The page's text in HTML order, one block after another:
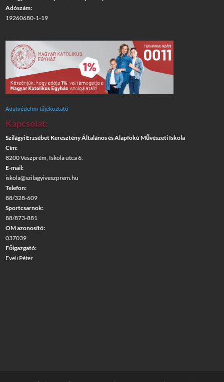
Adószám:
19260680-1-19
Adatvédelmi tájékoztató
Kapcsolat:
Szilágyi Erzsébet Keresztény Általános és Alapfokú Művészeti Iskola
Cím:
8200 Veszprém, Iskola utca 6.
E-mail:
iskola@szilagyiveszprem.hu
Telefon:
88/328-609
Sportcsarnok:
88/873-881
OM azonosító:
037039
Főigazgató:
Eveli Péter